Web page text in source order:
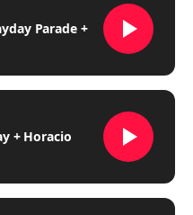
Parade +
+ Horacio